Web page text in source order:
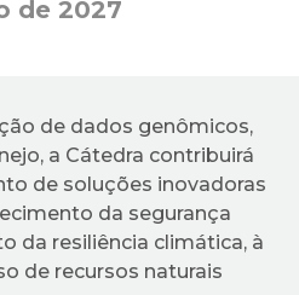
de 2027
de dados genômicos,
a Cátedra contribuirá
de soluções inovadoras
da segurança
da resiliência climática, à
de recursos naturais